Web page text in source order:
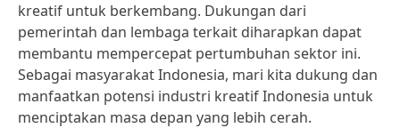
kreatif untuk berkembang. Dukungan dari
pemerintah dan lembaga terkait diharapkan dapat
membantu mempercepat pertumbuhan sektor ini.
Sebagai masyarakat Indonesia, mari kita dukung dan
manfaatkan potensi industri kreatif Indonesia untuk
menciptakan masa depan yang lebih cerah.